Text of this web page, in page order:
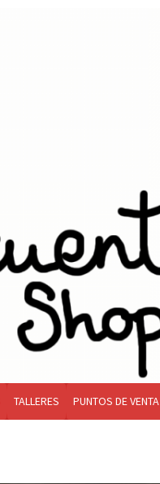
TALLERES PUNTOS DE VENTA